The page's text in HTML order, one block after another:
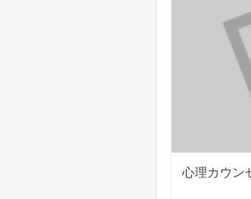
心理カウン